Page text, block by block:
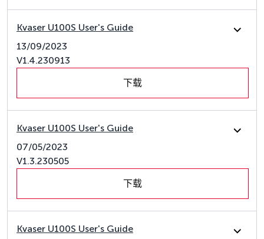
Kvaser U100S User's Guide
13/09/2023
V1.4.230913
下载
Kvaser U100S User's Guide
07/05/2023
V1.3.230505
下载
Kvaser U100S User's Guide